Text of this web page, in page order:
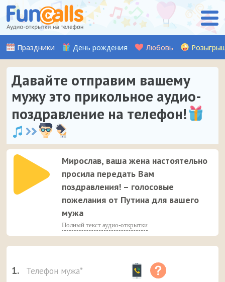
Праздники День рождения Любовь
Давайте отправим вашему
мужу это прикольное аудио-
поздравление на телефон!
Мирослав, ваша жена настоятельно
просила передать Вам
поздравления! – голосовые
пожелания от Путина для вашего
мужа
Полный текст аудио-открытки
1.